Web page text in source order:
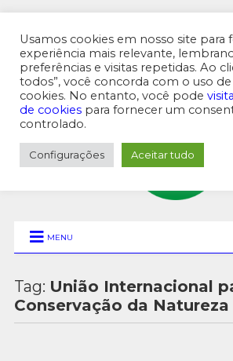
MENU SUPERIOR
MENU
Tag: União Internacional
Conservação da Natureza
Usamos cookies em nosso site para
experiência mais relevante,
preferências e visitas repetidas. Ao
todos”, você concorda com o uso
cookies. No entanto, você pode
de cookies para fornecer um
controlado.
Configurações Aceitar tudo